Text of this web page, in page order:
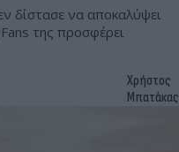
δίστασε να αποκαλύψει
της προσφέρει
Χρήστος
Μπατάκας